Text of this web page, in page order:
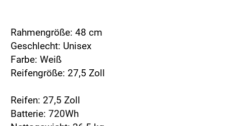
Rahmengröße: 48 cm
Geschlecht: Unisex
Farbe: Weiß
Reifengröße: 27,5 Zoll
Reifen: 27,5 Zoll
Batterie: 720Wh